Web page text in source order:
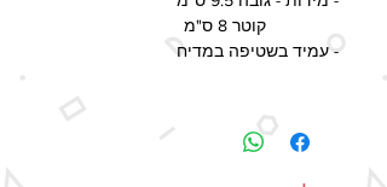
קוטר 8 ס"מ
- עמיד בשטיפה במדיח
השונות כולל גם את זמן ההפקה.